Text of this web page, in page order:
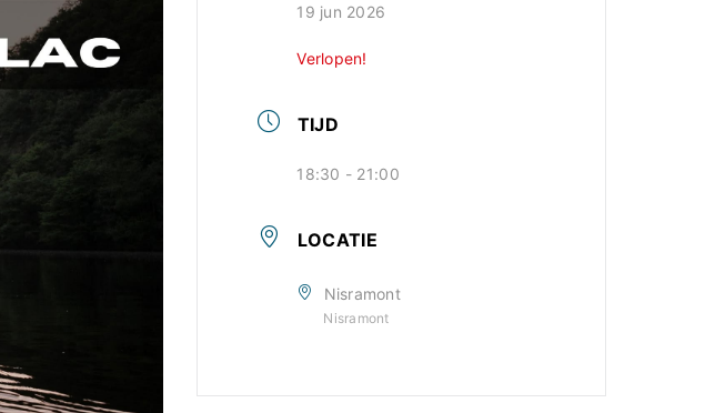
19 jun 2026
Verlopen!
TIJD
18:30 - 21:00
LOCATIE
Nisramont
Nisramont